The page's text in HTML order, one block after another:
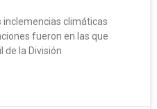
inclemencias climáticas
fueron en las que
de la División